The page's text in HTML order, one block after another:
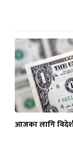
आजका लागि